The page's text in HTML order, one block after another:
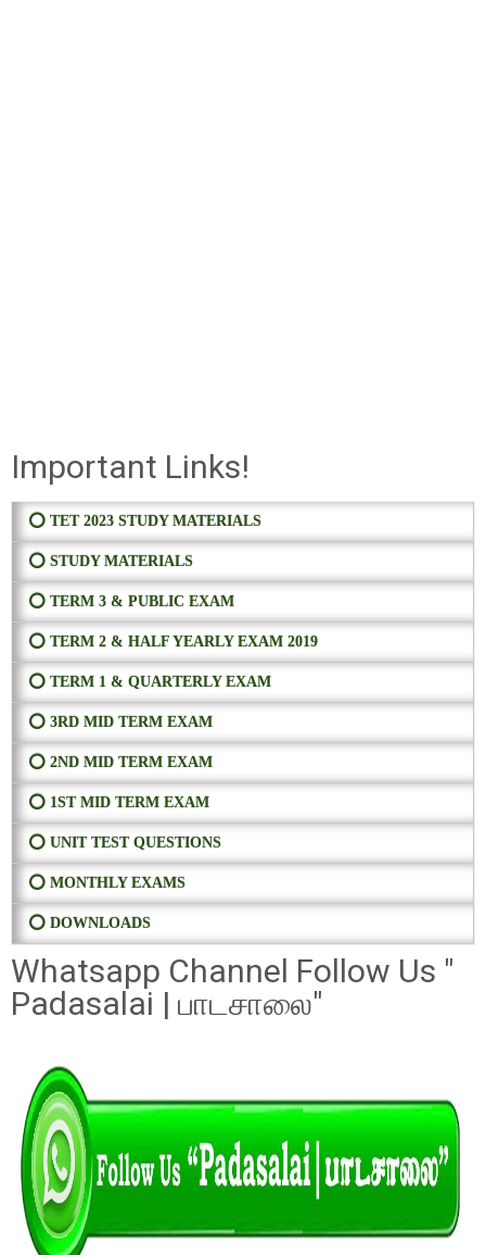
Important Links!
⭕ TET 2023 STUDY MATERIALS
⭕ STUDY MATERIALS
⭕ TERM 3 & PUBLIC EXAM
⭕ TERM 2 & HALF YEARLY EXAM 2019
⭕ TERM 1 & QUARTERLY EXAM
⭕ 3RD MID TERM EXAM
⭕ 2ND MID TERM EXAM
⭕ 1ST MID TERM EXAM
⭕ UNIT TEST QUESTIONS
⭕ MONTHLY EXAMS
⭕ DOWNLOADS
Whatsapp Channel Follow Us "
Padasalai | பாடசாலை"